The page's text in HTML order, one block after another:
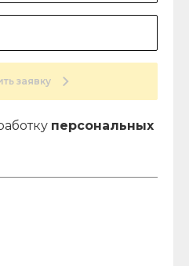
заявку
персональных